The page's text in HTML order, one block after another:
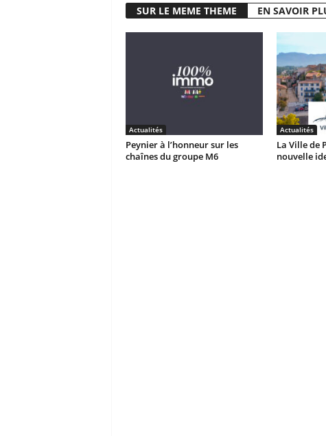
SUR LE MEME THEME EN SAVOIR
Actualités
Peynier à l’honneur sur les
chaînes du groupe M6
Actualités
La Ville de
nouvelle